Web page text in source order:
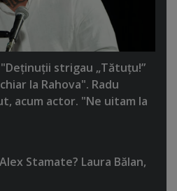
strigau „Tătuţu!”
la Rahova". Radu
acum actor. "Ne uitam la
Stamate? Laura Bălan,